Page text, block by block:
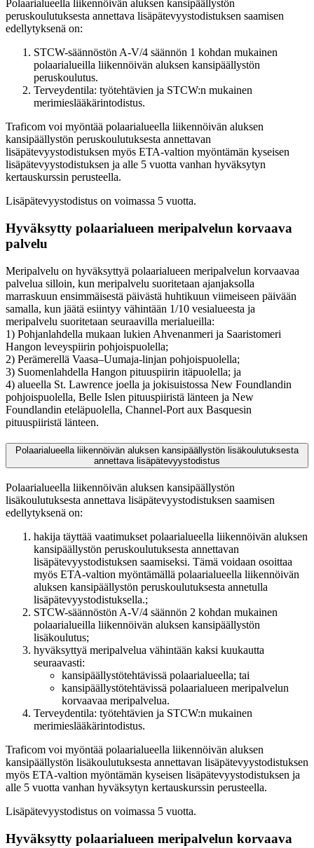
Polaarialueella liikennöivän aluksen kansipäällystön
peruskoulutuksesta annettava lisäpätevyystodistuksen saamisen
edellytyksenä on:
STCW-säännöstön A-V/4 säännön 1 kohdan mukainen
polaarialueilla liikennöivän aluksen kansipäällystön
peruskoulutus.
Terveydentila: työtehtävien ja STCW:n mukainen
merimieslääkärintodistus.
Traficom voi myöntää polaarialueella liikennöivän aluksen
kansipäällystön peruskoulutuksesta annettavan
lisäpätevyystodistuksen myös ETA-valtion myöntämän kyseisen
lisäpätevyystodistuksen ja alle 5 vuotta vanhan hyväksytyn
kertauskurssin perusteella.
Lisäpätevyystodistus on voimassa 5 vuotta.
Hyväksytty polaarialueen meripalvelun korvaava
palvelu
Meripalvelu on hyväksyttyä polaarialueen meripalvelun korvaavaa
palvelua silloin, kun meripalvelu suoritetaan ajanjaksolla
marraskuun ensimmäisestä päivästä huhtikuun viimeiseen päivään
samalla, kun jäätä esiintyy vähintään 1/10 vesialueesta ja
meripalvelu suoritetaan seuraavilla merialueilla:
1) Pohjanlahdella mukaan lukien Ahvenanmeri ja Saaristomeri
Hangon leveyspiirin pohjoispuolella;
2) Perämerellä Vaasa–Uumaja-linjan pohjoispuolella;
3) Suomenlahdella Hangon pituuspiirin itäpuolella; ja
4) alueella St. Lawrence joella ja jokisuistossa New Foundlandin
pohjoispuolella, Belle Islen pituuspiiristä länteen ja New
Foundlandin eteläpuolella, Channel-Port aux Basquesin
pituuspiiristä länteen.
Polaarialueella liikennöivän aluksen kansipäällystön lisäkoulutuksesta
annettava lisäpätevyystodistus
Polaarialueella liikennöivän aluksen kansipäällystön
lisäkoulutuksesta annettava lisäpätevyystodistuksen saamisen
edellytyksenä on:
hakija täyttää vaatimukset polaarialueella liikennöivän aluksen
kansipäällystön peruskoulutuksesta annettavan
lisäpätevyystodistuksen saamiseksi. Tämä voidaan osoittaa
myös ETA-valtion myöntämällä polaarialueella liikennöivän
aluksen kansipäällystön peruskoulutuksesta annetulla
lisäpätevyystodistuksella.;
STCW-säännöstön A-V/4 säännön 2 kohdan mukainen
polaarialueilla liikennöivän aluksen kansipäällystön
lisäkoulutus;
hyväksyttyä meripalvelua vähintään kaksi kuukautta
seuraavasti:
kansipäällystötehtävissä polaarialueella; tai
kansipäällystötehtävissä polaarialueen meripalvelun
korvaavaa meripalvelua.
Terveydentila: työtehtävien ja STCW:n mukainen
merimieslääkärintodistus.
Traficom voi myöntää polaarialueella liikennöivän aluksen
kansipäällystön lisäkoulutuksesta annettavan lisäpätevyystodistuksen
myös ETA-valtion myöntämän kyseisen lisäpätevyystodistuksen ja
alle 5 vuotta vanhan hyväksytyn kertauskurssin perusteella.
Lisäpätevyystodistus on voimassa 5 vuotta.
Hyväksytty polaarialueen meripalvelun korvaava